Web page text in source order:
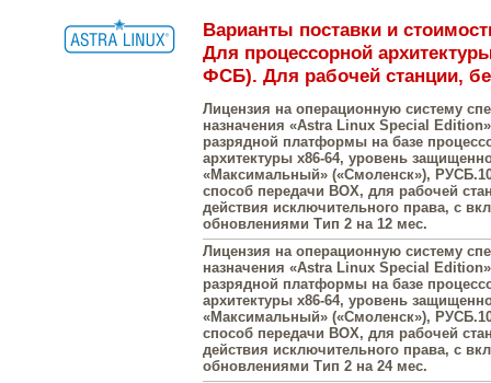
Варианты поставки и
Для процессорной
ФСБ). Для рабочей станции,
Лицензия на операционную систему
назначения «Astra Linux Special
разрядной платформы на базе
архитектуры х86-64, уровень
«Максимальный» («Смоленск»),
способ передачи BOX, для рабочей
действия исключительного права, с
обновлениями Тип 2 на 12 мес.
Лицензия на операционную систему
назначения «Astra Linux Special
разрядной платформы на базе
архитектуры х86-64, уровень
«Максимальный» («Смоленск»),
способ передачи BOX, для рабочей
действия исключительного права, с
обновлениями Тип 2 на 24 мес.